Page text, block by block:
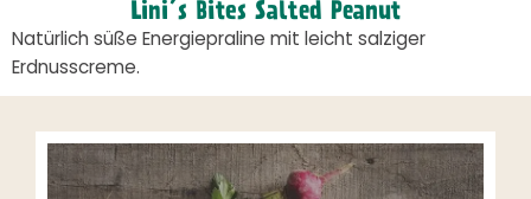
Lini´s Bites Salted Peanut
Natürlich süße Energiepraline mit leicht salziger
Erdnusscreme.